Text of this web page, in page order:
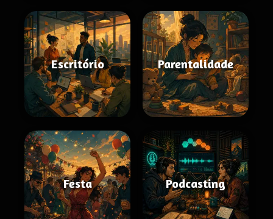
Escritório Parentalidade
Festa Podcasting